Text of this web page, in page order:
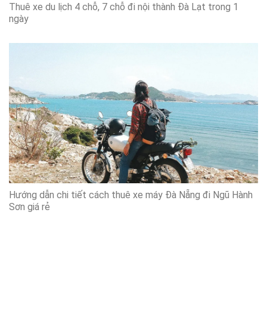
Thuê xe du lịch 4 chỗ, 7 chỗ đi nội thành Đà Lạt trong 1
ngày
Hướng dẫn chi tiết cách thuê xe máy Đà Nẵng đi Ngũ Hành
Sơn giá rẻ